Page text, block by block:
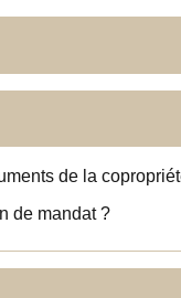
de la
de mandat ?